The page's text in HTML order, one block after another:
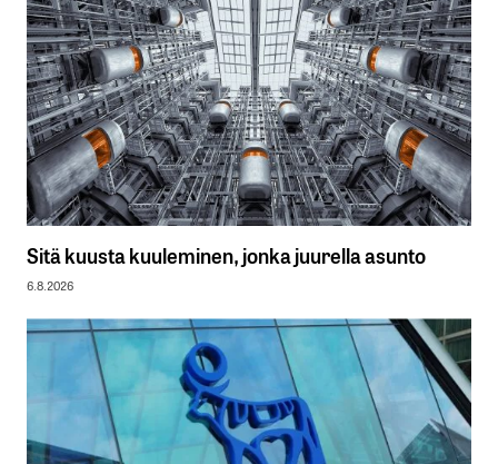
Sitä kuusta kuuleminen, jonka juurella asunto
6.8.2026